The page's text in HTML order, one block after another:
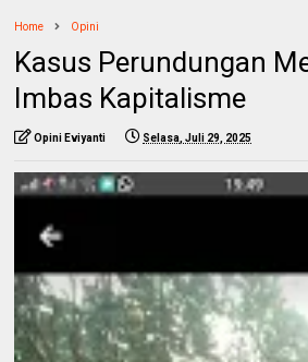
Home Opini
Kasus Perundungan
Imbas Kapitalisme
Opini Eviyanti Selasa, Juli 29, 2025